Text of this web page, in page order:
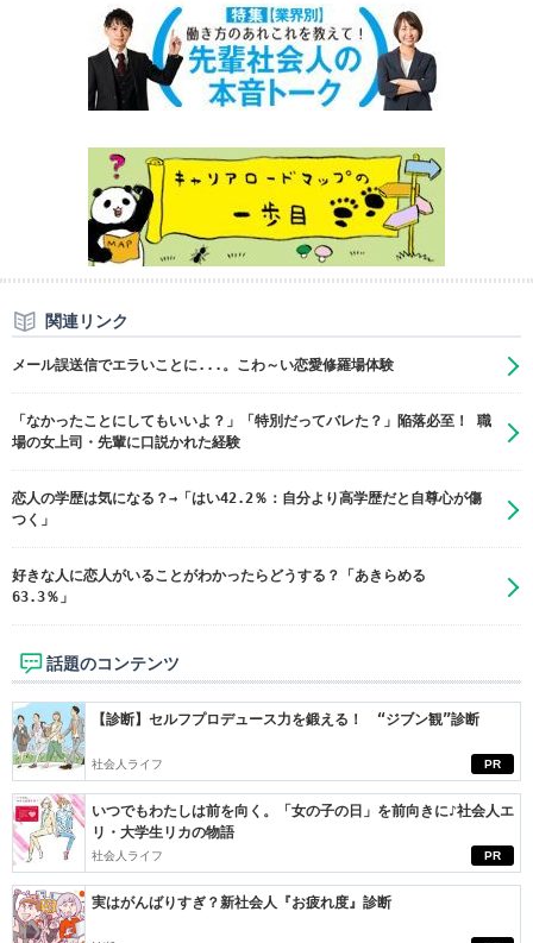
関連リンク
メール誤送信でエラいことに...。こわ～い恋愛修羅場体験
「なかったことにしてもいいよ？」「特別だってバレた？」陥落必至！ 職
場の女上司・先輩に口説かれた経験
恋人の学歴は気になる？→「はい42.2％：自分より高学歴だと自尊心が傷
つく」
好きな人に恋人がいることがわかったらどうする？「あきらめる
63.3％」
話題のコンテンツ
PR
【診断】セルフプロデュース力を鍛える！ “ジブン観”診断
社会人ライフ
PR
いつでもわたしは前を向く。「女の子の日」を前向きに♪社会人エ
リ・大学生リカの物語
社会人ライフ
実はがんばりすぎ？新社会人『お疲れ度』診断